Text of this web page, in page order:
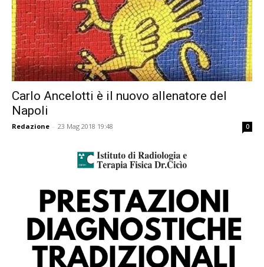
Carlo Ancelotti è il nuovo allenatore del
Napoli
Redazione - 23 Mag 2018 19:48 0